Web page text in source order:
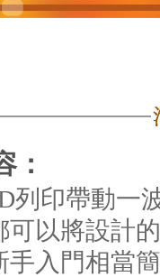
：
列印帶動一
可以將設計
手入門相當